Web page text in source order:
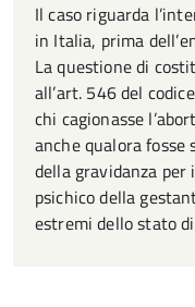
Il caso riguarda
in Italia, prima
La questione di
all’art. 546 del
chi cagionasse
anche qualora
della gravidanza per
psichico della
estremi dello stato